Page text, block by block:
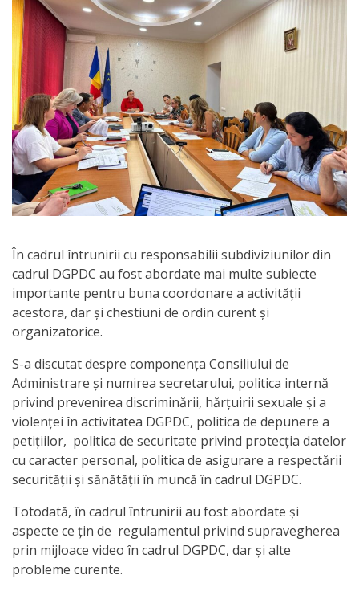
Planuri
de
activitate
Parteneriate
Proiecte
Rapoarte
activitate
Transparență
Achiziții
publice
Invitații
de
participare
Planuri
de
achiziții
În cadrul întrunirii cu responsabilii subdiviziunilor din
cadrul DGPDC au fost abordate mai multe subiecte
importante pentru buna coordonare a activității
acestora, dar și chestiuni de ordin curent și
organizatorice.
S-a discutat despre componența Consiliului de
Administrare și numirea secretarului, politica internă
privind prevenirea discriminării, hărțuirii sexuale și a
violenței în activitatea DGPDC, politica de depunere a
petițiilor, politica de securitate privind protecția datelor
cu caracter personal, politica de asigurare a respectării
securității și sănătății în muncă în cadrul DGPDC.
Totodată, în cadrul întrunirii au fost abordate și
aspecte ce țin de regulamentul privind supravegherea
prin mijloace video în cadrul DGPDC, dar și alte
probleme curente.